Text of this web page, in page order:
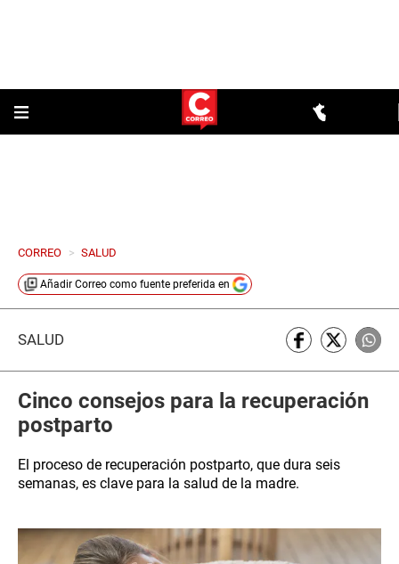
CORREO > SALUD
Añadir Correo como fuente preferida en
SALUD
Cinco consejos para la recuperación
postparto
El proceso de recuperación postparto, que dura seis
semanas, es clave para la salud de la madre.